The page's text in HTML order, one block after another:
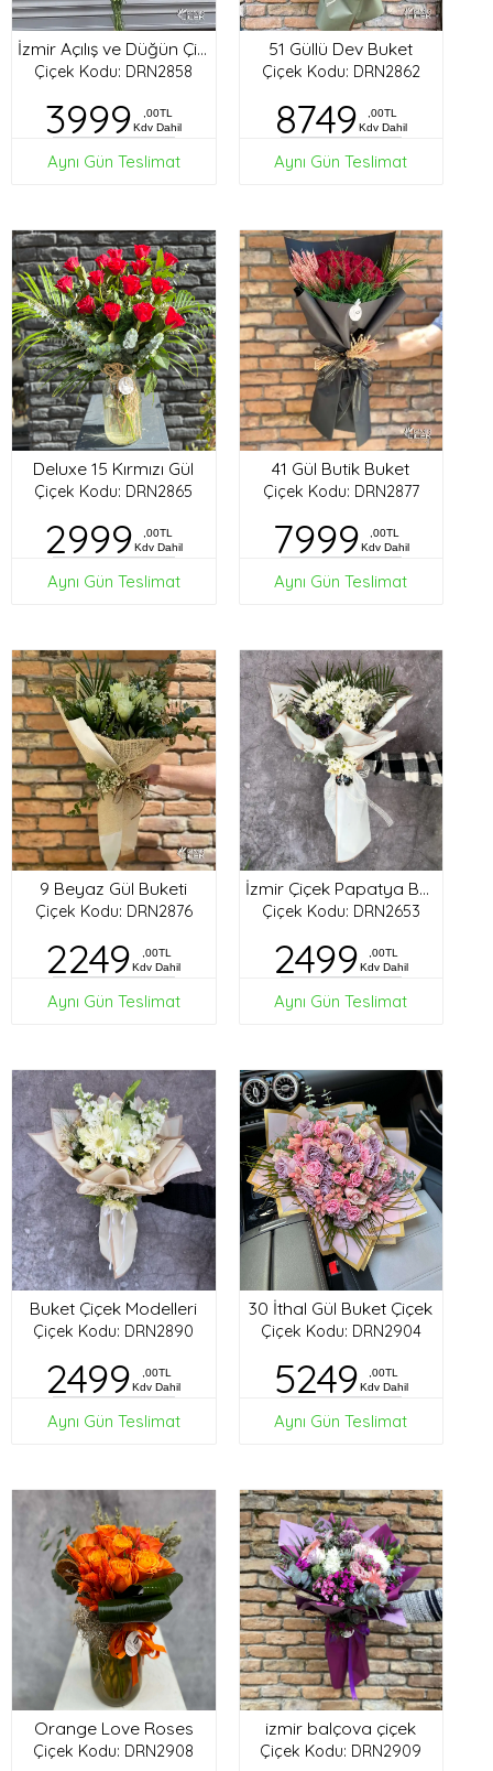
İzmir Açılış ve Düğün Çiçekleri
Çiçek Kodu: DRN2858
3999
,00TL
Kdv Dahil
Aynı Gün Teslimat
51 Güllü Dev Buket
Çiçek Kodu: DRN2862
8749
,00TL
Kdv Dahil
Aynı Gün Teslimat
Deluxe 15 Kırmızı Gül
Çiçek Kodu: DRN2865
2999
,00TL
Kdv Dahil
Aynı Gün Teslimat
41 Gül Butik Buket
Çiçek Kodu: DRN2877
7999
,00TL
Kdv Dahil
Aynı Gün Teslimat
9 Beyaz Gül Buketi
Çiçek Kodu: DRN2876
2249
,00TL
Kdv Dahil
Aynı Gün Teslimat
İzmir Çiçek Papatya Buketi
Çiçek Kodu: DRN2653
2499
,00TL
Kdv Dahil
Aynı Gün Teslimat
Buket Çiçek Modelleri
Çiçek Kodu: DRN2890
2499
,00TL
Kdv Dahil
Aynı Gün Teslimat
30 İthal Gül Buket Çiçek
Çiçek Kodu: DRN2904
5249
,00TL
Kdv Dahil
Aynı Gün Teslimat
Orange Love Roses
Çiçek Kodu: DRN2908
izmir balçova çiçek
Çiçek Kodu: DRN2909